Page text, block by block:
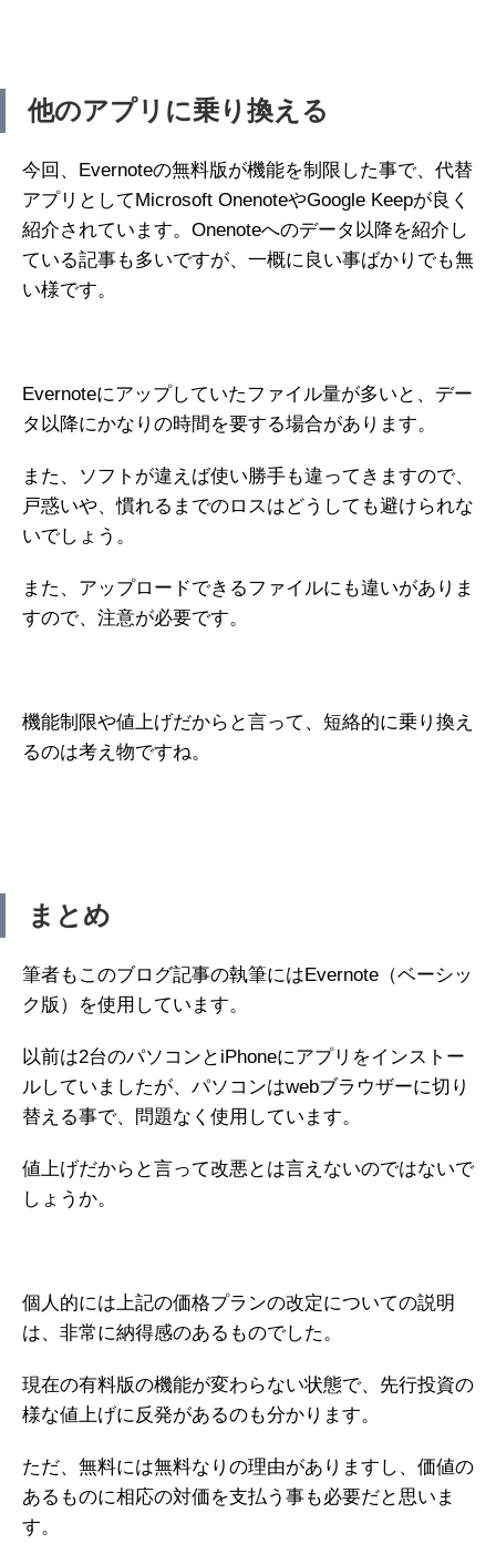
他のアプリに乗り換える
今回、Evernoteの無料版が機能を制限した事で、代替
アプリとしてMicrosoft OnenoteやGoogle Keepが良く
紹介されています。Onenoteへのデータ以降を紹介し
ている記事も多いですが、一概に良い事ばかりでも無
い様です。
Evernoteにアップしていたファイル量が多いと、デー
タ以降にかなりの時間を要する場合があります。
また、ソフトが違えば使い勝手も違ってきますので、
戸惑いや、慣れるまでのロスはどうしても避けられな
いでしょう。
また、アップロードできるファイルにも違いがありま
すので、注意が必要です。
機能制限や値上げだからと言って、短絡的に乗り換え
るのは考え物ですね。
まとめ
筆者もこのブログ記事の執筆にはEvernote（ベーシッ
ク版）を使用しています。
以前は2台のパソコンとiPhoneにアプリをインストー
ルしていましたが、パソコンはwebブラウザーに切り
替える事で、問題なく使用しています。
値上げだからと言って改悪とは言えないのではないで
しょうか。
個人的には上記の価格プランの改定についての説明
は、非常に納得感のあるものでした。
現在の有料版の機能が変わらない状態で、先行投資の
様な値上げに反発があるのも分かります。
ただ、無料には無料なりの理由がありますし、価値の
あるものに相応の対価を支払う事も必要だと思いま
す。